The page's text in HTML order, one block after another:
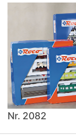
Nr. 2082